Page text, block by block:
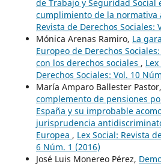
de Trabajo y Seguridad Social
cumplimiento de la normativa
Revista de Derechos Sociales:
Mónica Arenas Ramiro, La
Europeo de Derechos
con los derechos sociales ,
Derechos Sociales: Vol. 10
María Amparo Ballester Pastor,
complemento de pensiones
España y su improbable
jurisprudencia
Europea , Lex Social: Revista
6 Núm. 1 (2016)
José Luis Monereo Pérez,